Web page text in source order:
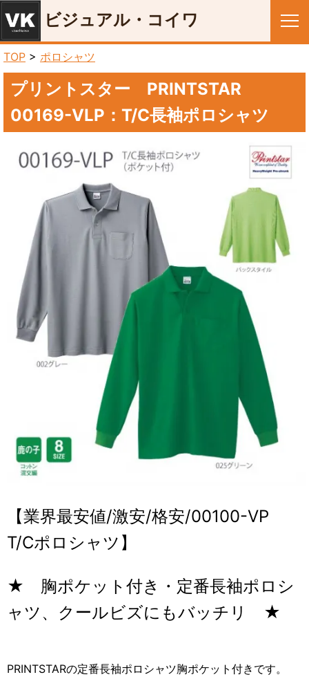
ビジュアル・コイワ
TOP > ポロシャツ
プリントスター PRINTSTAR
00169-VLP：T/C長袖ポロシャツ
【業界最安値/激安/格安/00100-VP
T/Cポロシャツ】
★ 胸ポケット付き・定番長袖ポロシ
ャツ、クールビズにもバッチリ ★
PRINTSTARの定番長袖ポロシャツ胸ポケット付きです。